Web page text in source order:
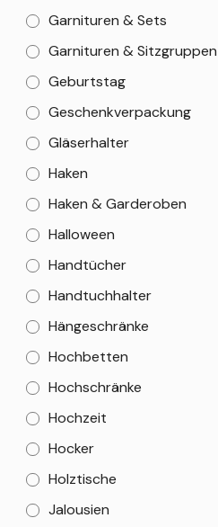
Garnituren & Sets
Garnituren & Sitzgruppen
Geburtstag
Geschenkverpackung
Gläserhalter
Haken
Haken & Garderoben
Halloween
Handtücher
Handtuchhalter
Hängeschränke
Hochbetten
Hochschränke
Hochzeit
Hocker
Holztische
Jalousien